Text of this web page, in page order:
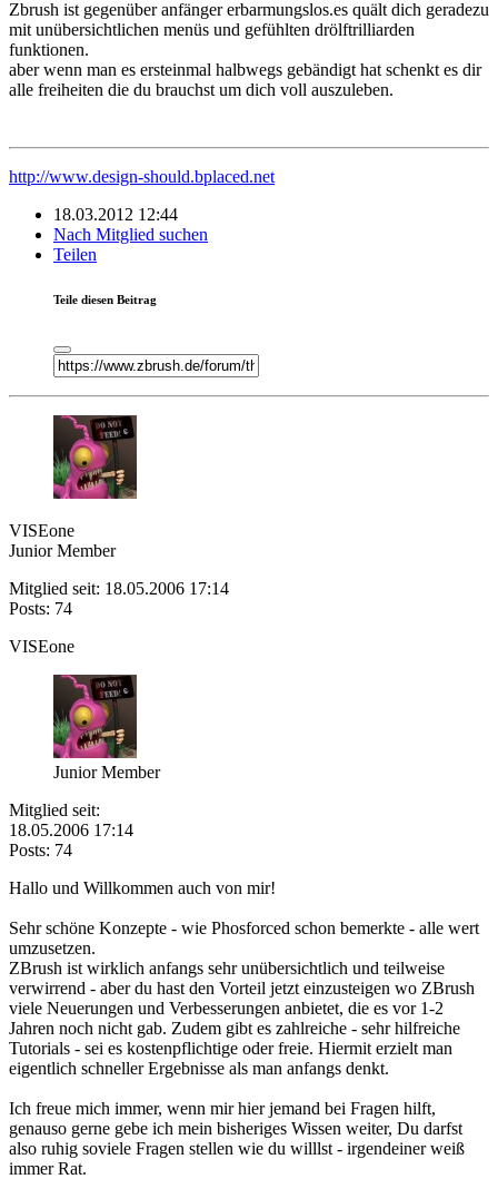
Zbrush ist gegenüber anfänger erbarmungslos.es quält dich geradezu
mit unübersichtlichen menüs und gefühlten drölftrilliarden
funktionen.
aber wenn man es ersteinmal halbwegs gebändigt hat schenkt es dir
alle freiheiten die du brauchst um dich voll auszuleben.
http://www.design-should.bplaced.net
18.03.2012 12:44
Nach Mitglied suchen
Teilen
Teile diesen Beitrag
VISEone
Junior Member
Mitglied seit: 18.05.2006 17:14
Posts: 74
VISEone
Junior Member
Mitglied seit:
18.05.2006 17:14
Posts: 74
Hallo und Willkommen auch von mir!
Sehr schöne Konzepte - wie Phosforced schon bemerkte - alle wert
umzusetzen.
ZBrush ist wirklich anfangs sehr unübersichtlich und teilweise
verwirrend - aber du hast den Vorteil jetzt einzusteigen wo ZBrush
viele Neuerungen und Verbesserungen anbietet, die es vor 1-2
Jahren noch nicht gab. Zudem gibt es zahlreiche - sehr hilfreiche
Tutorials - sei es kostenpflichtige oder freie. Hiermit erzielt man
eigentlich schneller Ergebnisse als man anfangs denkt.
Ich freue mich immer, wenn mir hier jemand bei Fragen hilft,
genauso gerne gebe ich mein bisheriges Wissen weiter, Du darfst
also ruhig soviele Fragen stellen wie du willlst - irgendeiner weiß
immer Rat.